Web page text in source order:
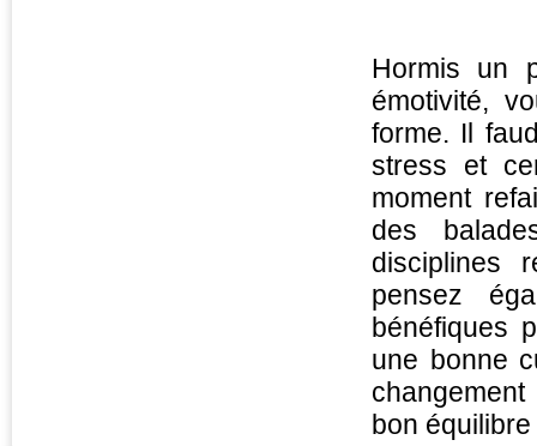
Hormis un
émotivité,
forme. Il
stress et
moment
des
disciplines
pensez
bénéfiques
une bonne
bon